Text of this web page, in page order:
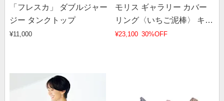
「フレスカ」 ダブルジャー
ジー タンクトップ
¥11,000
モリス ギャラリー カバー
リング〈いちご泥棒〉 キル
トベットスプレッド ダブ
¥23,100 30%OFF